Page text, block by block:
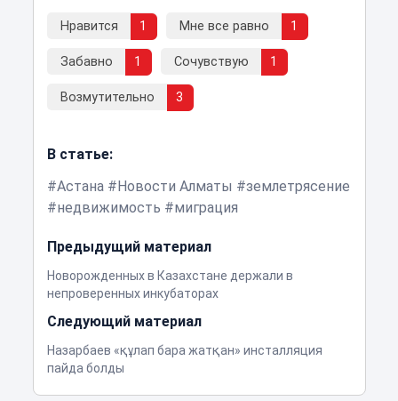
Нравится 1 Мне все равно 1
Забавно 1 Сочувствую 1
Возмутительно 3
В статье:
Астана
Новости Алматы
землетрясение
недвижимость
миграция
Предыдущий материал
Новорожденных в Казахстане держали в
непроверенных инкубаторах
Следующий материал
Назарбаев «құлап бара жатқан» инсталляция
пайда болды